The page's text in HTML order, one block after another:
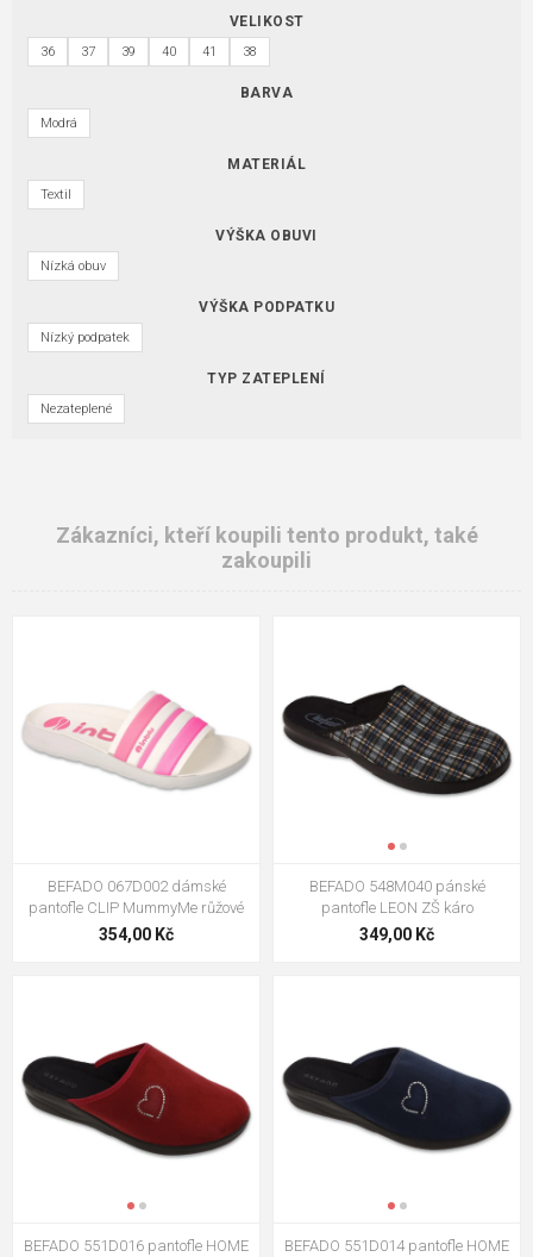
VELIKOST
36 37 39 40 41 38
BARVA
Modrá
MATERIÁL
Textil
VÝŠKA OBUVI
Nízká obuv
VÝŠKA PODPATKU
Nízký podpatek
TYP ZATEPLENÍ
Nezateplené
Zákazníci, kteří koupili tento produkt, také
zakoupili
BEFADO 067D002 dámské
pantofle CLIP MummyMe růžové
354,00 Kč
BEFADO 548M040 pánské
pantofle LEON ZŠ káro
349,00 Kč
BEFADO 551D016 pantofle HOME
BEFADO 551D014 pantofle HOME